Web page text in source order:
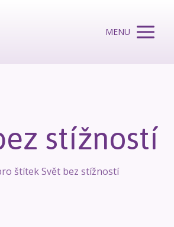
MENU
stížností
štítek Svět bez stížností